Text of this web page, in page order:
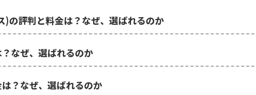
の評判と料金は？なぜ、選ばれるのか
なぜ、選ばれるのか
？なぜ、選ばれるのか